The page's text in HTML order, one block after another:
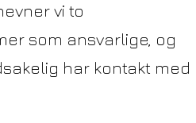
vi to
som ansvarlige, og
har kontakt med